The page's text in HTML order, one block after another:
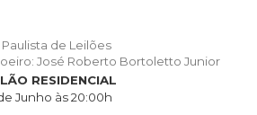
Paulista de Leilões
José Roberto Bortoletto Junior
RESIDENCIAL
Junho às 20:00h